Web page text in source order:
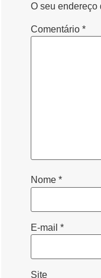
O seu endereço
Comentário *
Nome *
E-mail *
Site